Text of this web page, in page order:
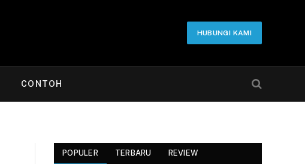
HUBUNGI KAMI
CONTOH
POPULER TERBARU REVIEW